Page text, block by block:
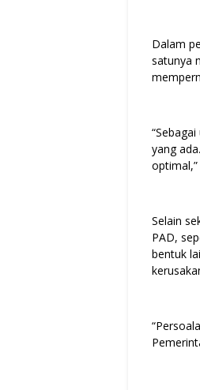
Dalam
satunya
yang
Selain
PAD,
bentuk